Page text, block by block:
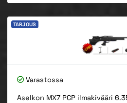
TARJOUS
Varastossa
Aselkon MX7 PCP ilmakivääri